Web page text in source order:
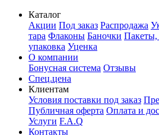
Каталог
Акции Под заказ Распродажа
тара Флаконы Баночки Пакеты,
упаковка Уценка
О компании
Бонусная система Отзывы
Спец.цена
Клиентам
Условия поставки под заказ
Публичная оферта Оплата и
Услуги F.A.Q
Контакты